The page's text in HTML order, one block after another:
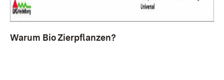
Warum Bio Zierpflanzen?